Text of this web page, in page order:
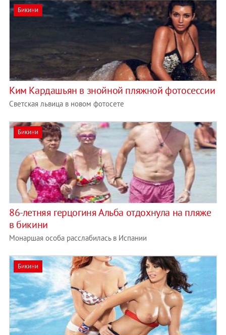
Бикини
Ким Кардашьян в знойной пляжной фотосессии
Светская львица в новом фотосете
Бикини
86-летняя герцогиня Альба отдохнула на пляже
в бикини
Монаршая особа расслабилась в Испании
Бикини